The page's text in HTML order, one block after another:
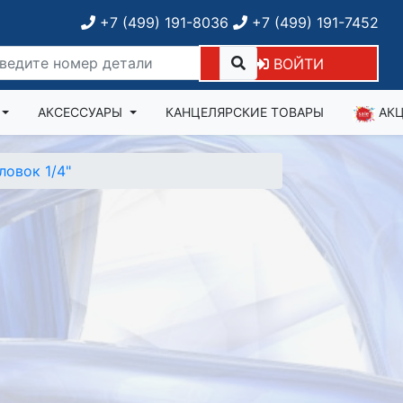
+7 (499) 191-8036 +7 (499) 191-7452
ВОЙТИ
АКСЕССУАРЫ КАНЦЕЛЯРСКИЕ ТОВАРЫ
1/4"